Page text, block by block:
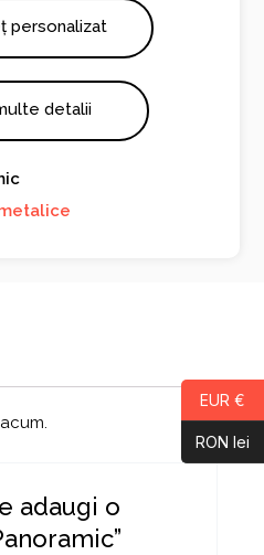
personalizat
detalii
adaugi o
EUR €
RON lei